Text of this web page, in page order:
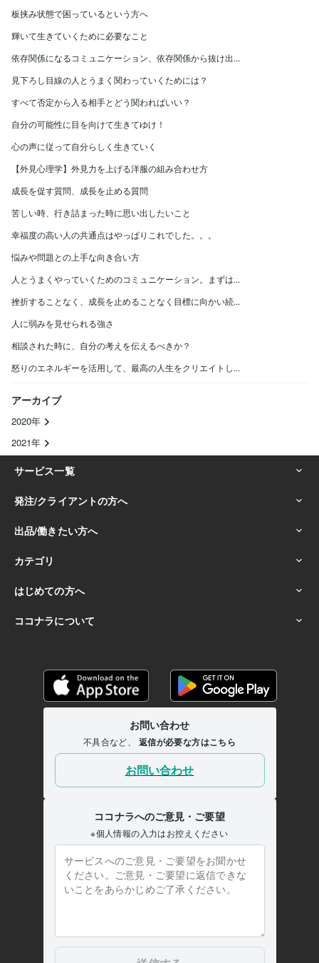
板挟み状態で困っているという方へ
輝いて生きていくために必要なこと
依存関係になるコミュニケーション、依存関係から抜け出...
見下ろし目線の人とうまく関わっていくためには？
すべて否定から入る相手とどう関わればいい？
自分の可能性に目を向けて生きてゆけ！
心の声に従って自分らしく生きていく
【外見心理学】外見力を上げる洋服の組み合わせ方
成長を促す質問、成長を止める質問
苦しい時、行き詰まった時に思い出したいこと
幸福度の高い人の共通点はやっぱりこれでした。。。
悩みや問題との上手な向き合い方
人とうまくやっていくためのコミュニケーション。まずは...
挫折することなく、成長を止めることなく目標に向かい続...
人に弱みを見せられる強さ
相談された時に、自分の考えを伝えるべきか？
怒りのエネルギーを活用して、最高の人生をクリエイトし...
アーカイブ
2020年
2021年